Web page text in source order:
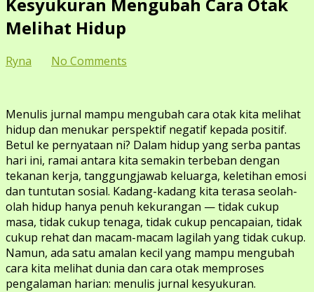
Melihat Hidup
Ryna No Comments
Kesyukuran
Mengubah
Cara
Otak
Melihat
Hidup
Menulis jurnal mampu mengubah cara otak kita melihat
hidup dan menukar perspektif negatif kepada positif.
Betul ke pernyataan ni? Dalam hidup yang serba pantas
hari ini, ramai antara kita semakin terbeban dengan
tekanan kerja, tanggungjawab keluarga, keletihan emosi
dan tuntutan sosial. Kadang-kadang kita terasa seolah-
olah hidup hanya penuh kekurangan — tidak cukup
masa, tidak cukup tenaga, tidak cukup pencapaian, tidak
cukup rehat dan macam-macam lagilah yang tidak cukup.
Namun, ada satu amalan kecil yang mampu mengubah
cara kita melihat dunia dan cara otak memproses
pengalaman harian: menulis jurnal kesyukuran.